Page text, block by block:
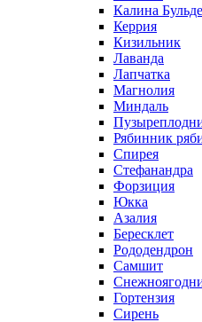
Калина
Керрия
Кизильник
Лаванда
Лапчатка
Магнолия
Миндаль
Рябинник
Спирея
Стефанандра
Форзиция
Юкка
Азалия
Бересклет
Рододендрон
Самшит
Гортензия
Сирень